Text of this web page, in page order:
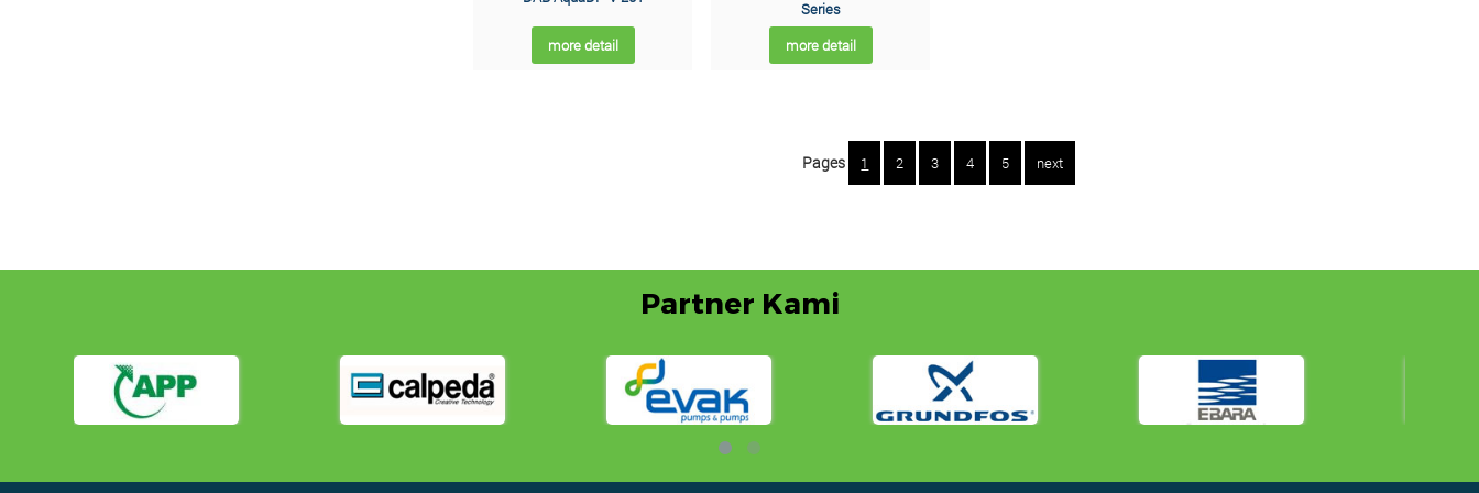
more detail
Series
more detail
Pages 1 2 3 4 5 next
Partner Kami